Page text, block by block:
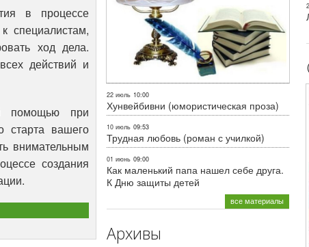
в процессе
специалистам,
ход дела.
действий и
помощью при
вашего
внимательным
создания
22 июль 10:00
Хунвейбивни (юмористическая проза)
10 июль 09:53
Трудная любовь (роман с училкой)
01 июнь 09:00
Как маленький папа нашел себе друга.
К Дню защиты детей
все материалы
Архивы